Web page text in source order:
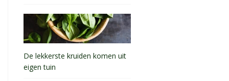
De lekkerste kruiden komen uit
eigen tuin